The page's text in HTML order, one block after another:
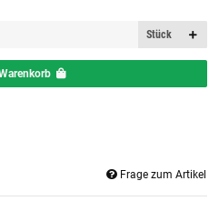
Stück
Frage zum Artikel